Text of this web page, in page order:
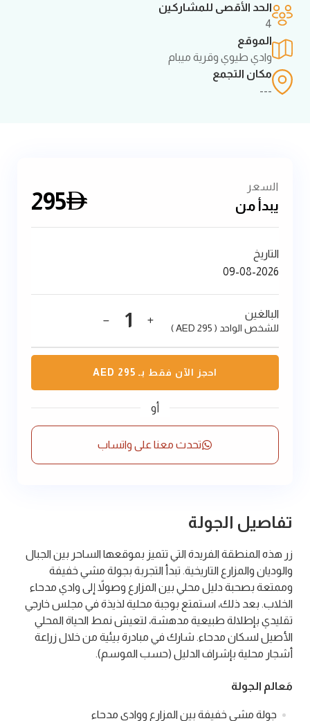
الحد الأقصى للمشاركين
4
الموقع
وادي طيوي وقرية ميبام
مكان التجمع
---
تفاصيل الجولة
زر هذه المنطقة الفريدة التي تتميز بموقعها الساحر بين الجبال
والوديان والمزارع التاريخية. تبدأ التجربة بجولة مشي خفيفة
وممتعة بصحبة دليل محلي بين المزارع وصولاً إلى وادي مدحاء
الخلاب. بعد ذلك، استمتع بوجبة محلية لذيذة في مجلس خارجي
تقليدي بإطلالة طبيعية مدهشة، لتعيش نمط الحياة المحلي
الأصيل لسكان مدحاء. شارك في مبادرة بيئية من خلال زراعة
أشجار محلية بإشراف الدليل (حسب الموسم).
مَعالم الجولة
جولة مشي خفيفة بين المزارع ووادي مدحاء
السعر
يبدأ من AED
295
التاريخ
البالغين
للشخص الواحد ( AED 295 ) 1
احجز الآن فقط بـ AED 295
أو
تحدث معنا على واتساب